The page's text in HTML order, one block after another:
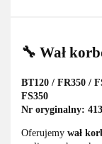
🔧 Wał
BT120 / FR350 /
FS350
Nr oryginalny:
Oferujemy wał